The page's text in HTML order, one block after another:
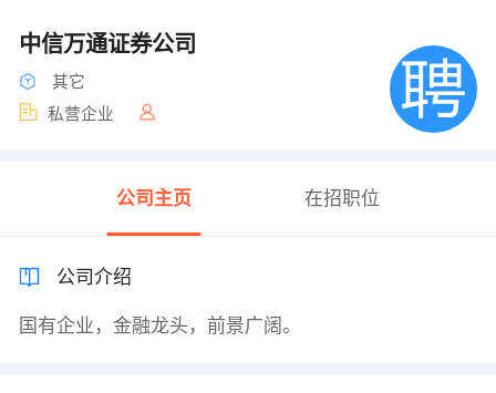
中信万通证券公司
其它
私营企业
公司主页 在招职位
公司介绍
国有企业，金融龙头，前景广阔。